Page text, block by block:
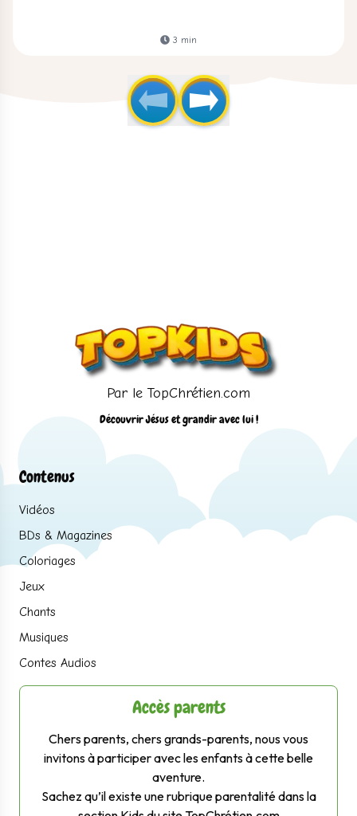
3 min
Par le TopChrétien.com
Découvrir Jésus et grandir avec lui !
Contenus
Vidéos
BDs & Magazines
Coloriages
Jeux
Chants
Musiques
Contes Audios
Accès parents
Chers parents, chers grands-parents, nous vous
invitons à participer avec les enfants à cette belle
aventure.
Sachez qu’il existe une rubrique parentalité dans la